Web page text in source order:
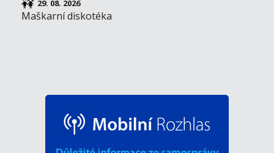
29. 08. 2026
Maškarní diskotéka